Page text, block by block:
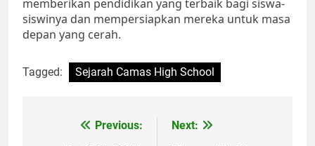
memberikan pendidikan yang terbaik bagi siswa-
siswinya dan mempersiapkan mereka untuk masa
depan yang cerah.
Tagged: Sejarah Camas High School
NavigasiPrevious:
Next: